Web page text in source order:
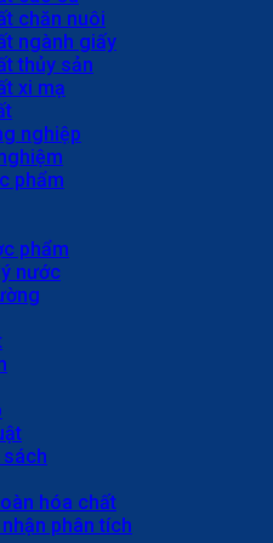
chăn nuôi
ngành giấy
thủy sản
xi mạ
nghiệp
phẩm
phẩm
nước
hóa chất
phân tích